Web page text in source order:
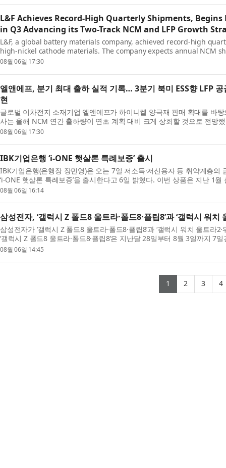
L&F Achieves Record-High Quarterly Shipments, Begins
in Q3 Advancing its Two-Track NCM and LFP Growth
L&F, a global battery materials company, achieved record-high
high-nickel cathode materials. The company expects annual NCM
plan and will accelerate its...
08월 06일 17:30
엘앤에프, 분기 최대 출하 실적 기록… 3분기 북미 ESS향 LFP
현
글로벌 이차전지 소재기업 엘앤에프가 하이니켈 양극재 판매 확대를 바
사는 올해 NCM 연간 출하량이 연초 계획 대비 크게 상회할 것으로 전망
도 시작하며 NCM과 LFP를...
08월 06일 17:30
IBK기업은행 ‘i-ONE 햇살론 특례보증’ 출시
IBK기업은행(은행장 장민영)은 오는 7일 저소득·저신용자 등 취약계층
‘i-ONE 햇살론 특례보증’을 출시한다고 6일 밝혔다. 이번 상품은 지난 1월
이은 비대면 전용 ...
08월 06일 16:14
삼성전자, ‘갤럭시 Z 폴드8 울트라·폴드8·플립8’과 ‘갤럭시 워치
삼성전자가 ‘갤럭시 Z 폴드8 울트라·폴드8·플립8’과 ‘갤럭시 워치 울트라
‘갤럭시 Z 폴드8 울트라·폴드8·플립8’은 지난달 28일부터 8월 3일까지 7
기록인 144만 대 판...
08월 06일 14:45
1 (current)
2 3 4